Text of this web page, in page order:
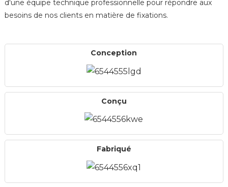
d'une équipe technique professionnelle pour répondre aux
besoins de nos clients en matière de fixations.
Conception
Conçu
Fabriqué